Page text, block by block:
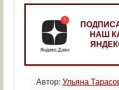
НАШ
Автор:Ульяна